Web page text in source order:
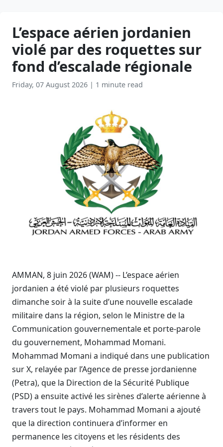
L’espace aérien jordanien
violé par des roquettes sur
fond d’escalade régionale
Friday, 07 August 2026 | 1 minute read
AMMAN, 8 juin 2026 (WAM) -- L’espace aérien
jordanien a été violé par plusieurs roquettes
dimanche soir à la suite d’une nouvelle escalade
militaire dans la région, selon le Ministre de la
Communication gouvernementale et porte-parole
du gouvernement, Mohammad Momani.
Mohammad Momani a indiqué dans une publication
sur X, relayée par l’Agence de presse jordanienne
(Petra), que la Direction de la Sécurité Publique
(PSD) a ensuite activé les sirènes d’alerte aérienne à
travers tout le pays. Mohammad Momani a ajouté
que la direction continuera d’informer en
permanence les citoyens et les résidents des